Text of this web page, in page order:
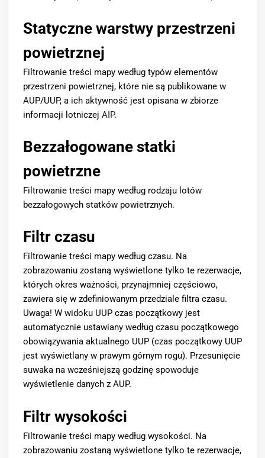
Statyczne warstwy przestrzeni
powietrznej
Filtrowanie treści mapy według typów elementów
przestrzeni powietrznej, które nie są publikowane w
AUP/UUP, a ich aktywność jest opisana w zbiorze
informacji lotniczej AIP.
Bezzałogowane statki
powietrzne
Filtrowanie treści mapy według rodzaju lotów
bezzałogowych statków powietrznych.
Filtr czasu
Filtrowanie treści mapy według czasu. Na
zobrazowaniu zostaną wyświetlone tylko te rezerwacje,
których okres ważności, przynajmniej częściowo,
zawiera się w zdefiniowanym przedziale filtra czasu.
Uwaga! W widoku UUP czas początkowy jest
automatycznie ustawiany według czasu początkowego
obowiązywania aktualnego UUP (czas początkowy UUP
jest wyświetlany w prawym górnym rogu). Przesunięcie
suwaka na wcześniejszą godzinę spowoduje
wyświetlenie danych z AUP.
Filtr wysokości
Filtrowanie treści mapy według wysokości. Na
zobrazowaniu zostaną wyświetlone tylko te rezerwacje,